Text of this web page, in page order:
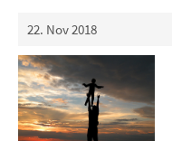
22. Nov 2018